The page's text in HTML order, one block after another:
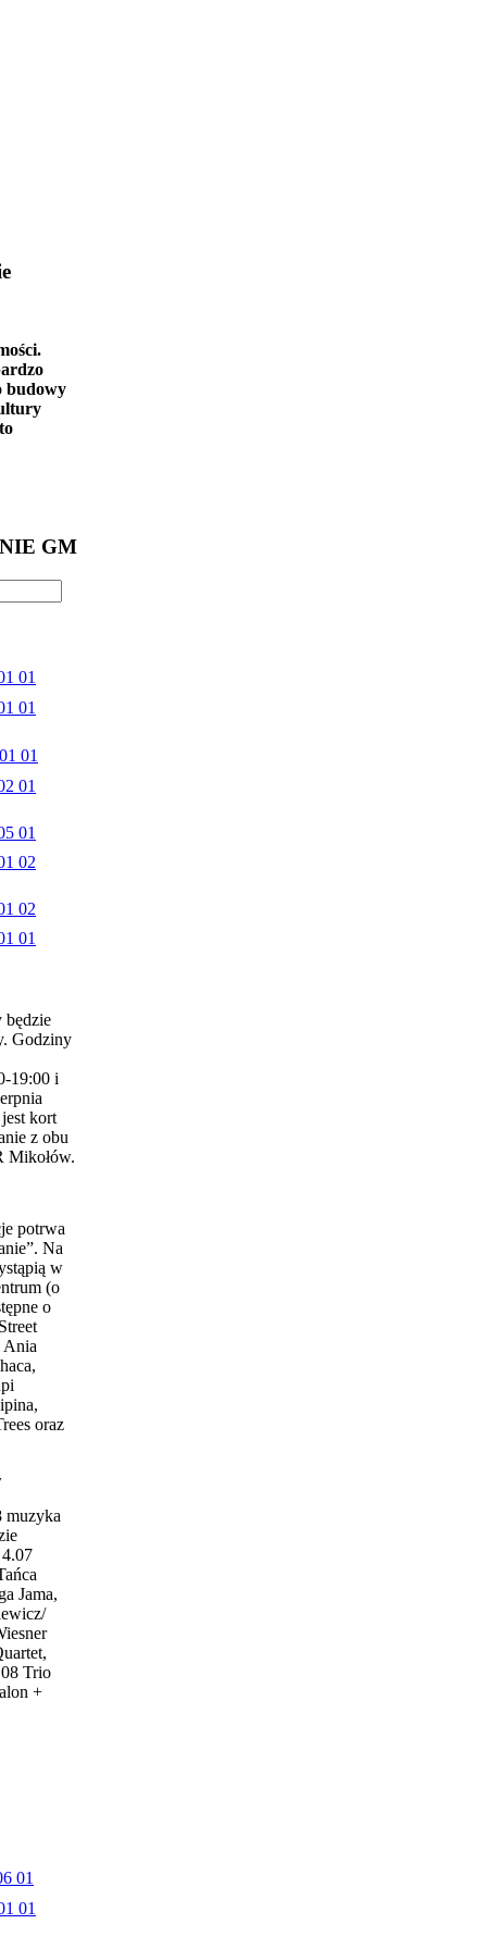
budowy
GM
będzie
Godziny
19:00 i
kort
z obu
Mikołów.
potrwa
Na
w
(o
o
Ania
oraz
muzyka
Jama,
Trio
+